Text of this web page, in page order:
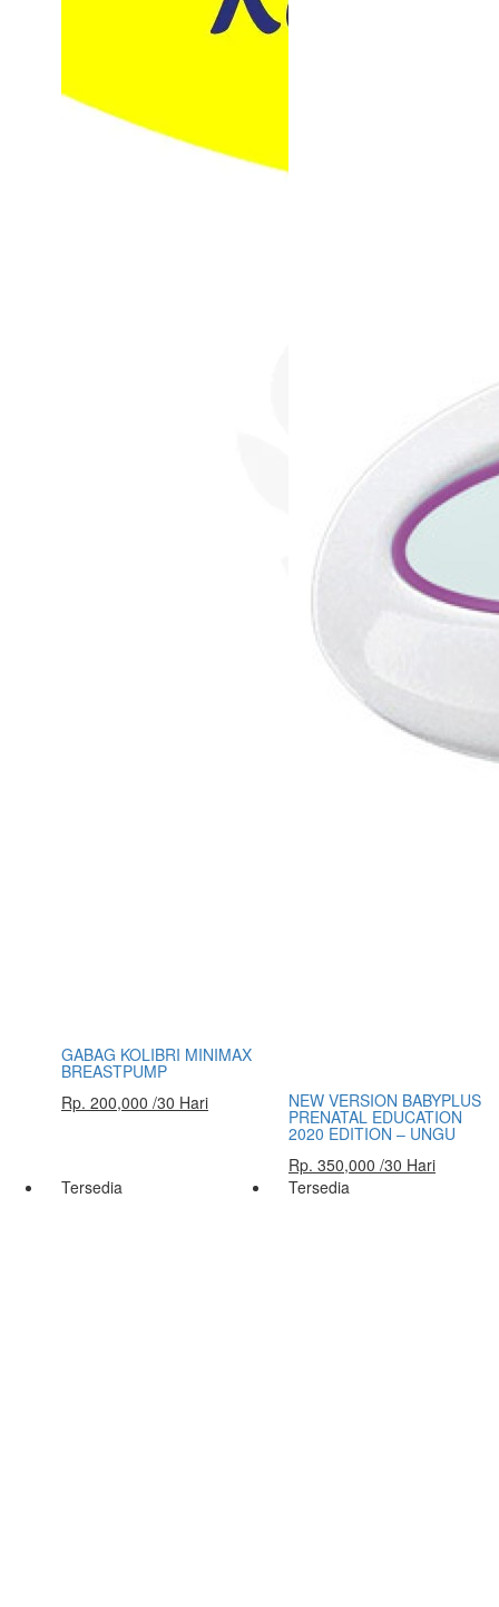
GABAG KOLIBRI MINIMAX
BREASTPUMP
Rp. 200,000 /30 Hari
NEW VERSION BABYPLUS
PRENATAL EDUCATION
2020 EDITION – UNGU
Rp. 350,000 /30 Hari
Tersedia
Tersedia